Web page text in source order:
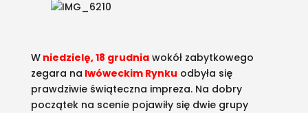
Wniedzielę, 18 grudniawokół zabytkowego
zegara na lwóweckim Rynku odbyła się
prawdziwie świąteczna impreza. Na dobry
początek na scenie pojawiły się dwie grupy